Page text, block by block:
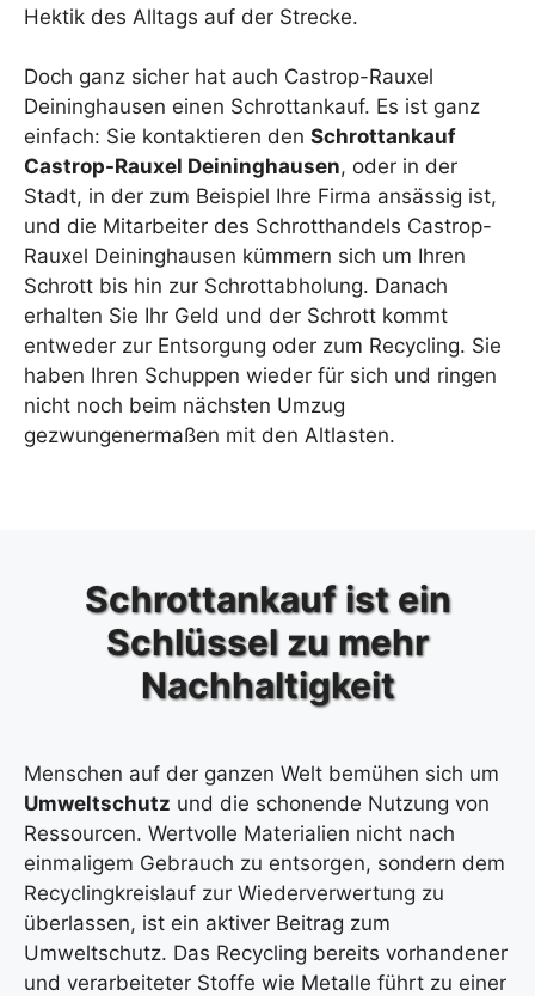
Hektik des Alltags auf der Strecke.
Doch ganz sicher hat auch Castrop-Rauxel
Deininghausen einen Schrottankauf. Es ist ganz
einfach: Sie kontaktieren den Schrottankauf
Castrop-Rauxel Deininghausen, oder in der
Stadt, in der zum Beispiel Ihre Firma ansässig ist,
und die Mitarbeiter des Schrotthandels Castrop-
Rauxel Deininghausen kümmern sich um Ihren
Schrott bis hin zur Schrottabholung. Danach
erhalten Sie Ihr Geld und der Schrott kommt
entweder zur Entsorgung oder zum Recycling. Sie
haben Ihren Schuppen wieder für sich und ringen
nicht noch beim nächsten Umzug
gezwungenermaßen mit den Altlasten.
Schrottankauf ist ein
Schlüssel zu mehr
Nachhaltigkeit
Menschen auf der ganzen Welt bemühen sich um
Umweltschutz und die schonende Nutzung von
Ressourcen. Wertvolle Materialien nicht nach
einmaligem Gebrauch zu entsorgen, sondern dem
Recyclingkreislauf zur Wiederverwertung zu
überlassen, ist ein aktiver Beitrag zum
Umweltschutz. Das Recycling bereits vorhandener
und verarbeiteter Stoffe wie Metalle führt zu einer